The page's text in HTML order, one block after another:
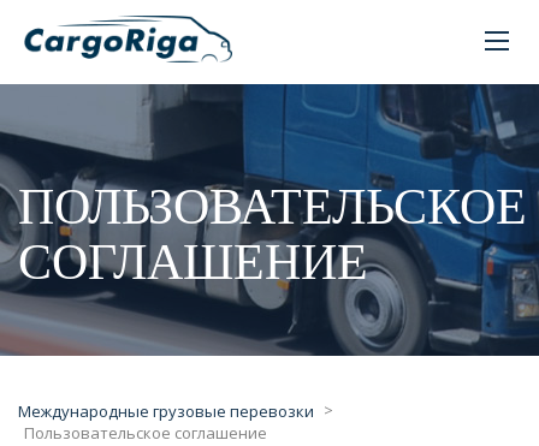
ПОЛЬЗОВАТЕЛЬСКОЕ
СОГЛАШЕНИЕ
Международные грузовые перевозки >
Пользовательское соглашение